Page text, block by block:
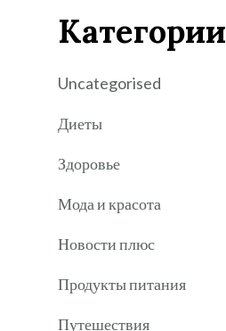
Категории
Uncategorised
Диеты
Здоровье
Мода и красота
Новости плюс
Продукты питания
Путешествия